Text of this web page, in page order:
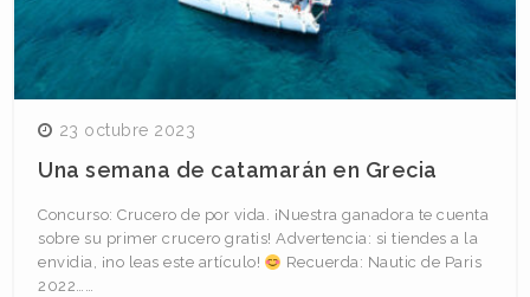
23 octubre 2023
Una semana de catamarán en Grecia
Concurso: Crucero de por vida. ¡Nuestra ganadora te cuenta
sobre su primer crucero gratis! Advertencia: si tiendes a la
envidia, ¡no leas este artículo!
Recuerda: Nautic de Paris
2022……